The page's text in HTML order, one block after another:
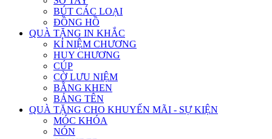
BÚT CÁC LOẠI
ĐỒNG HỒ
QUÀ TẶNG IN KHẮC
KỈ NIỆM CHƯƠNG
HUY CHƯƠNG
CÚP
CỜ LƯU NIỆM
BẰNG KHEN
BẢNG TÊN
QUÀ TẶNG CHO KHUYẾN MÃI - SỰ KIỆN
MÓC KHÓA
NÓN